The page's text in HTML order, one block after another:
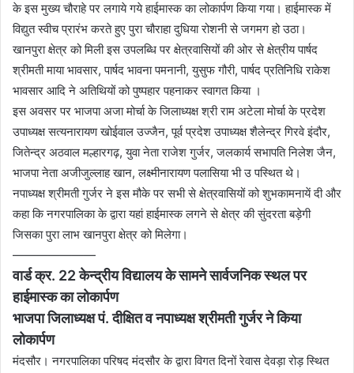
के इस मुख्य चौराहे पर लगाये गये हाईमास्क का लोकार्पण किया गया। हाईमास्क में
विद्युत स्वीच प्रारंभ करते हुए पुरा चौराहा दुधिया रोशनी से जगमग हो उठा।
खानपुरा क्षेत्र को मिली इस उपलब्धि पर क्षेत्रवासियों की ओर से क्षेत्रीय पार्षद
श्रीमती माया भावसार, पार्षद भावना पमनानी, युसुफ गौरी, पार्षद प्रतिनिधि राकेश
भावसार आदि ने अतिथियों को पुष्पहार पहनाकर स्वागत किया ।
इस अवसर पर भाजपा अजा मोर्चा के जिलाध्यक्ष श्री राम अटेला मोर्चा के प्रदेश
उपाध्यक्ष सत्यनारायण खोईवाल उज्जैन, पूर्व प्रदेश उपाध्यक्ष शैलेन्द्र गिरवे इंदौर,
जितेन्द्र अठवाल मल्हारगढ़, युवा नेता राजेश गुर्जर, जलकार्य सभापति निलेश जैन,
भाजपा नेता अजीजुल्लाह खान, लक्ष्मीनारायण पलासिया भी उ पस्थित थे।
नपाध्यक्ष श्रीमती गुर्जर ने इस मौके पर सभी से क्षेत्रवासियों को शुभकामनायें दी और
कहा कि नगरपालिका के द्वारा यहां हाईमास्क लगने से क्षेत्र की सुंदरता बड़ेगी
जिसका पुरा लाभ खानपुरा क्षेत्र को मिलेगा।
———————
वार्ड क्र. 22 केन्द्रीय विद्यालय के सामने सार्वजनिक स्थल पर
हाईमास्क का लोकार्पण
भाजपा जिलाध्यक्ष पं. दीक्षित व नपाध्यक्ष श्रीमती गुर्जर ने किया
लोकार्पण
मंदसौर। नगरपालिका परिषद मंदसौर के द्वारा विगत दिनों रेवास देवड़ा रोड़ स्थित